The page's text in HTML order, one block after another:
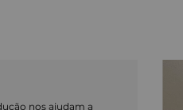
nos ajudam a